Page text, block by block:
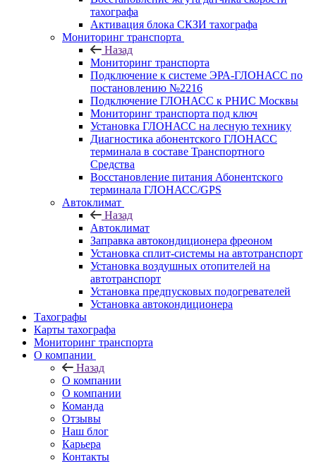
тахографа
Активация блока СКЗИ тахографа
Мониторинг транспорта
Назад
Мониторинг транспорта
Подключение к системе ЭРА-ГЛОНАСС по
постановлению №2216
Подключение ГЛОНАСС к РНИС Москвы
Мониторинг транспорта под ключ
Установка ГЛОНАСС на лесную технику
Диагностика абонентского ГЛОНАСС
терминала в составе Транспортного
Средства
Восстановление питания Абонентского
терминала ГЛОНАСС/GPS
Автоклимат
Назад
Автоклимат
Заправка автокондиционера фреоном
Установка сплит-системы на автотранспорт
Установка воздушных отопителей на
автотранспорт
Установка предпусковых подогревателей
Установка автокондиционера
Тахографы
Карты тахографа
Мониторинг транспорта
О компании
Назад
О компании
О компании
Команда
Отзывы
Наш блог
Карьера
Контакты